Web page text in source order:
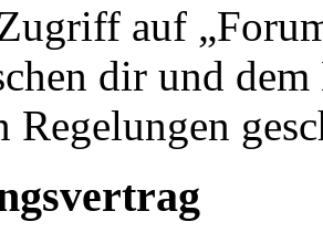
auf
dir und
Regelungen